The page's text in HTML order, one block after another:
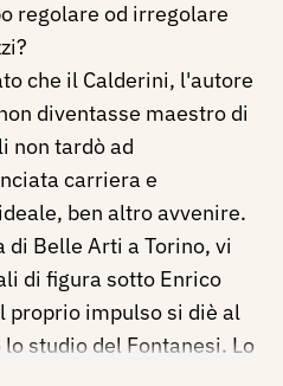
regolare od irregolare
che il Calderini, l'autore
diventasse maestro di
non tardò ad
carriera e
ben altro avvenire.
di Belle Arti a Torino, vi
di figura sotto Enrico
proprio impulso si diè al
studio del Fontanesi. Lo
- ché il giovane